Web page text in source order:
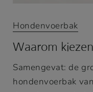
Hondenvoerbak
Waarom
Samengevat: de
hondenvoerbak